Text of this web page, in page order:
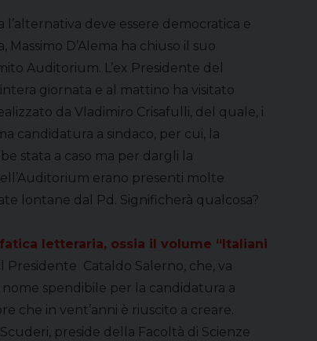
l’alternativa deve essere democratica e
Massimo D’Alema ha chiuso il suo
Auditorium. L’ex Presidente del
giornata e al mattino ha visitato
da Vladimiro Crisafulli, del quale, i
candidatura a sindaco, per cui, la
stata a caso ma per dargli la
erano presenti molte
lontane dal Pd. Significherà qualcosa?
letteraria, ossia il volume “Italiani
Presidente Cataldo Salerno, che, va
spendibile per la candidatura a
che in vent’anni è riuscito a creare.
preside della Facoltà di Scienze